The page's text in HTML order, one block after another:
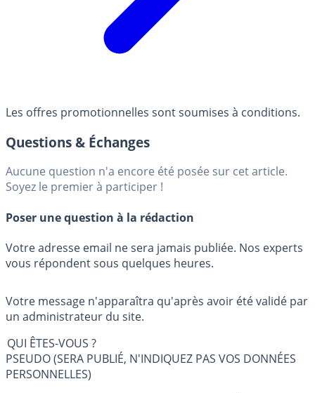
Les offres promotionnelles sont soumises à conditions.
Questions & Échanges
Aucune question n'a encore été posée sur cet article.
Soyez le premier à participer !
Poser une question à la rédaction
Votre adresse email ne sera jamais publiée. Nos experts
vous répondent sous quelques heures.
Votre message n'apparaîtra qu'après avoir été validé par
un administrateur du site.
QUI ÊTES-VOUS ?
PSEUDO (SERA PUBLIÉ, N'INDIQUEZ PAS VOS DONNÉES
PERSONNELLES)